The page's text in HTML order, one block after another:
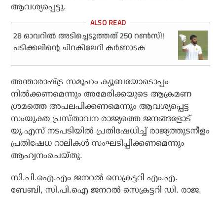
ആവശ്യപ്പെട്ടു.
28 ഓവറില്‍ അടിച്ചെടുത്തത് 250 റണ്‍സ്!!
പടിക്കലിന്റെ ചിറകിലേറി കര്‍ണാടക
അന്താരാഷ്ട്ര സമൂഹം ക്യൂബയോടൊപ്പം
നിൽക്കണമെന്നും അമേരിക്കയുടെ ആക്രമണ
ശ്രമത്തെ അപലപിക്കണമെന്നും ആവശ്യപ്പെട്ട
സംയുക്ത പ്രസ്താവന രാജ്യത്തെ ജനങ്ങളോട്
യു.എസ് നടപടിയിൽ പ്രതിഷേധിച്ച് രാജ്യത്തുടനീളം
പ്രതിഷേധ റാലികൾ സംഘടിപ്പിക്കണമെന്നും
ആഹ്വനംചെയ്തു.
സി.പി.ഐ.എം ജനറൽ സെക്രട്ടറി എം.എ.
ബേബി, സി.പി.ഐ ജനറൽ സെക്രട്ടറി ഡി. രാജ,